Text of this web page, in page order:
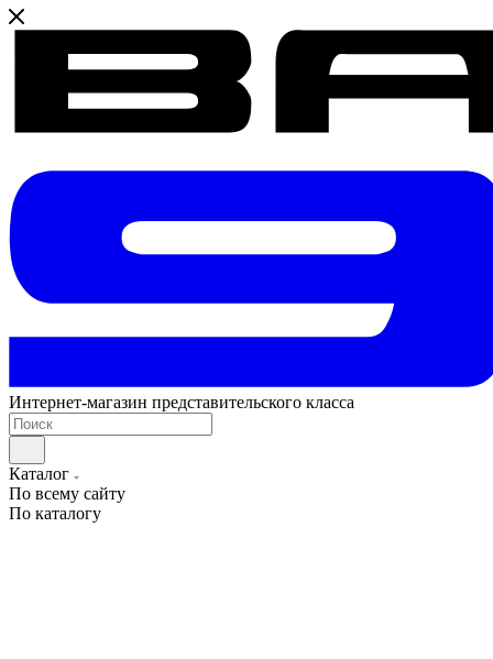
Интернет-магазин представительского класса
Каталог
По всему сайту
По каталогу